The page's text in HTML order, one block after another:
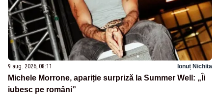
9 aug. 2026, 08:11 Ionuț Nichita
Michele Morrone, apariție surpriză la Summer Well: „Îi
iubesc pe români”